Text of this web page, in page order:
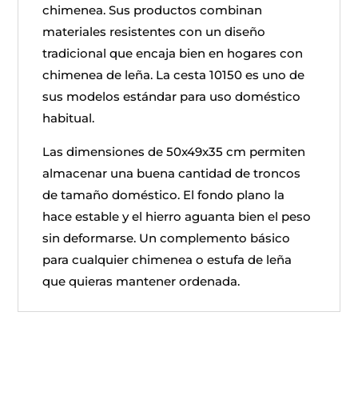
chimenea. Sus productos combinan
materiales resistentes con un diseño
tradicional que encaja bien en hogares con
chimenea de leña. La cesta 10150 es uno de
sus modelos estándar para uso doméstico
habitual.
Las dimensiones de 50x49x35 cm permiten
almacenar una buena cantidad de troncos
de tamaño doméstico. El fondo plano la
hace estable y el hierro aguanta bien el peso
sin deformarse. Un complemento básico
para cualquier chimenea o estufa de leña
que quieras mantener ordenada.